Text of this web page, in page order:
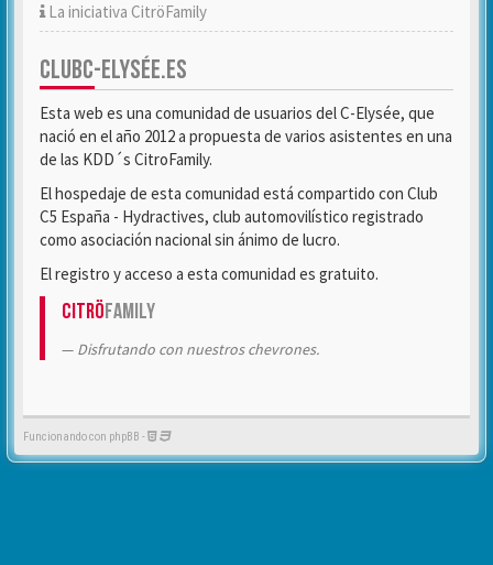
La iniciativa CitröFamily
CLUBC-ELYSÉE.ES
Esta web es una comunidad de usuarios del C-Elysée, que
nació en el año 2012 a propuesta de varios asistentes en una
de las KDD´s CitroFamily.
El hospedaje de esta comunidad está compartido con Club
C5 España - Hydractives, club automovilístico registrado
como asociación nacional sin ánimo de lucro.
El registro y acceso a esta comunidad es gratuito.
CitröFamily
Disfrutando con nuestros chevrones.
Funcionando con phpBB -